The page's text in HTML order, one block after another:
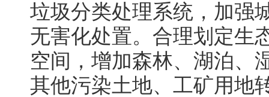
垃圾分类处理系统，加强
无害化处置。合理划定生
空间，增加森林、湖泊、
其他污染土地、工矿用地